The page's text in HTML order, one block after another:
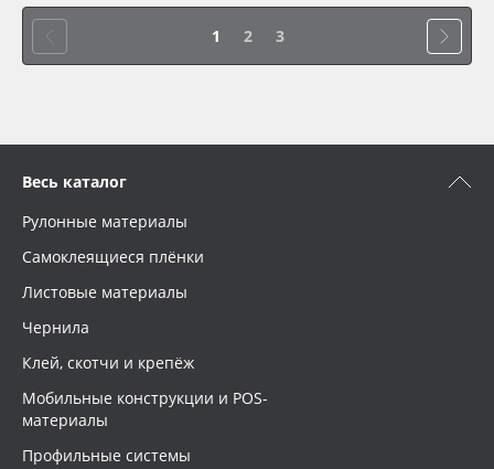
1 2 3
Весь каталог
Рулонные материалы
Самоклеящиеся плёнки
Листовые материалы
Чернила
Клей, скотчи и крепёж
Мобильные конструкции и POS-
материалы
Профильные системы